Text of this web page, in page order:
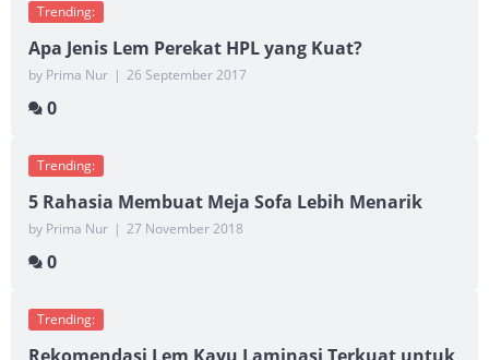
Trending:
Apa Jenis Lem Perekat HPL yang Kuat?
by Prima Nur | 26 September 2017
0
Trending:
5 Rahasia Membuat Meja Sofa Lebih Menarik
by Prima Nur | 27 November 2018
0
Trending: